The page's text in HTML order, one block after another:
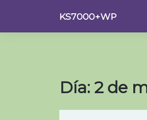
contenido
KS7000+WP
Día: 2 de